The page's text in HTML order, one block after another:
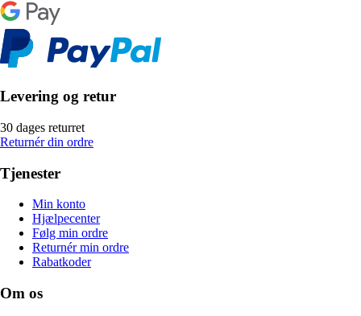
Levering og retur
30 dages returret
Returnér din ordre
Tjenester
Min konto
Hjælpecenter
Følg min ordre
Returnér min ordre
Rabatkoder
Om os